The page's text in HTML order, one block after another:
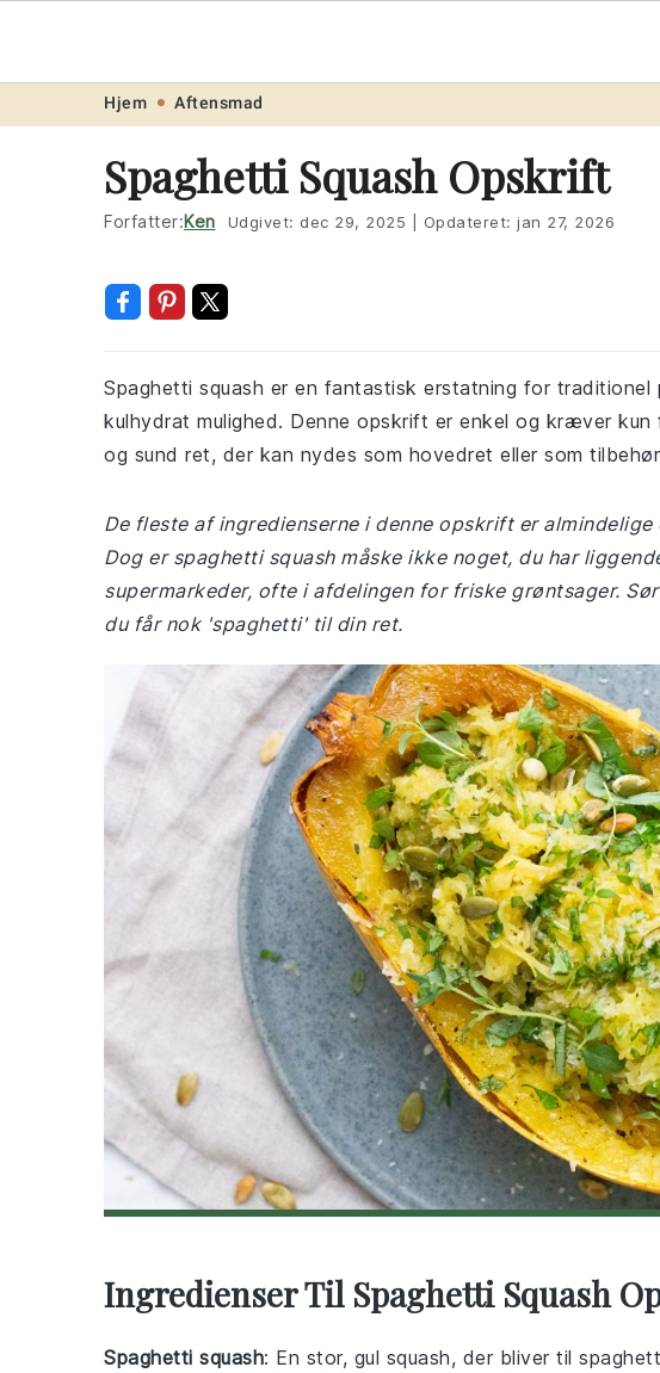
navigation
content
Opskrift.net
Hjem Aftensmad
Spaghetti Squash Opskrift
Forfatter:Ken Udgivet: dec 29, 2025 Opdateret: jan 27, 2026
Spaghetti squash er en fantastisk erstatning for
kulhydrat mulighed. Denne opskrift er enkel og kræver
og sund ret, der kan nydes som hovedret eller som
De fleste af ingredienserne i denne opskrift er
Dog er spaghetti squash måske ikke noget, du har
supermarkeder, ofte i afdelingen for friske grøntsager.
du får nok 'spaghetti' til din ret.
Ingredienser Til Spaghetti Squash
Spaghetti squash: En stor, gul squash, der bliver til